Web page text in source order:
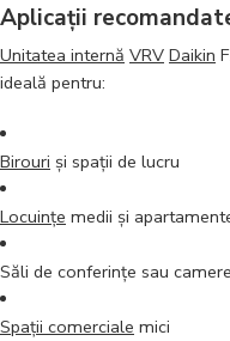
Aplicații
Unitatea internă VRV Daikin
ideală pentru:
Birouri și spații de lucru
Locuințe medii și
Săli de conferințe sau
Spații comerciale mici